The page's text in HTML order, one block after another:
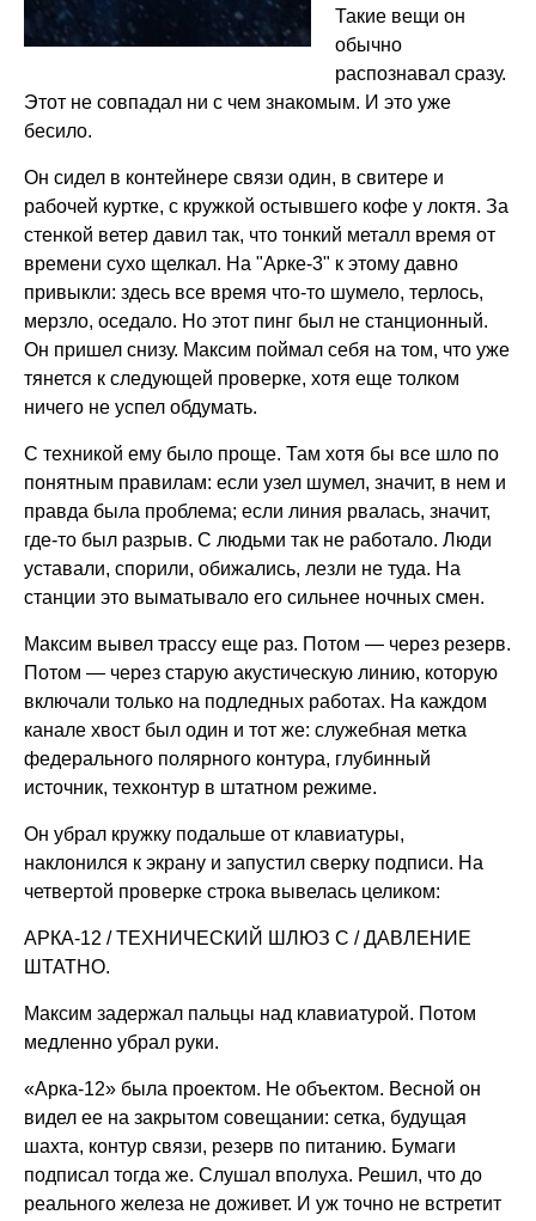
Такие вещи он
обычно
распознавал сразу.
Этот не совпадал ни с чем знакомым. И это уже
бесило.
Он сидел в контейнере связи один, в свитере и
рабочей куртке, с кружкой остывшего кофе у локтя. За
стенкой ветер давил так, что тонкий металл время от
времени сухо щелкал. На "Арке-3" к этому давно
привыкли: здесь все время что-то шумело, терлось,
мерзло, оседало. Но этот пинг был не станционный.
Он пришел снизу. Максим поймал себя на том, что уже
тянется к следующей проверке, хотя еще толком
ничего не успел обдумать.
С техникой ему было проще. Там хотя бы все шло по
понятным правилам: если узел шумел, значит, в нем и
правда была проблема; если линия рвалась, значит,
где-то был разрыв. С людьми так не работало. Люди
уставали, спорили, обижались, лезли не туда. На
станции это выматывало его сильнее ночных смен.
Максим вывел трассу еще раз. Потом — через резерв.
Потом — через старую акустическую линию, которую
включали только на подледных работах. На каждом
канале хвост был один и тот же: служебная метка
федерального полярного контура, глубинный
источник, техконтур в штатном режиме.
Он убрал кружку подальше от клавиатуры,
наклонился к экрану и запустил сверку подписи. На
четвертой проверке строка вывелась целиком:
АРКА-12 / ТЕХНИЧЕСКИЙ ШЛЮЗ C / ДАВЛЕНИЕ
ШТАТНО.
Максим задержал пальцы над клавиатурой. Потом
медленно убрал руки.
«Арка-12» была проектом. Не объектом. Весной он
видел ее на закрытом совещании: сетка, будущая
шахта, контур связи, резерв по питанию. Бумаги
подписал тогда же. Слушал вполуха. Решил, что до
реального железа не доживет. И уж точно не встретит